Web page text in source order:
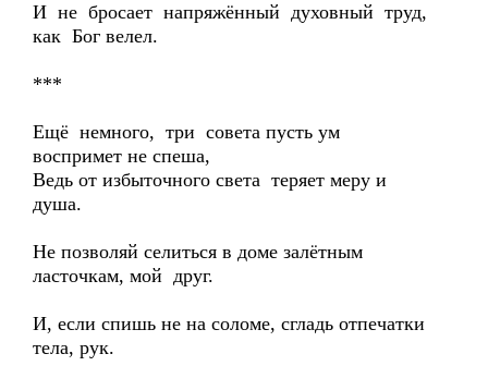
И не бросает напряжённый духовный труд,
как Бог велел.
***
Ещё немного, три совета пусть ум
воспримет не спеша,
Ведь от избыточного света теряет меру и
душа.
Не позволяй селиться в доме залётным
ласточкам, мой друг.
И, если спишь не на соломе, сгладь отпечатки
тела, рук.